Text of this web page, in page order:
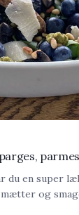
du en super
og